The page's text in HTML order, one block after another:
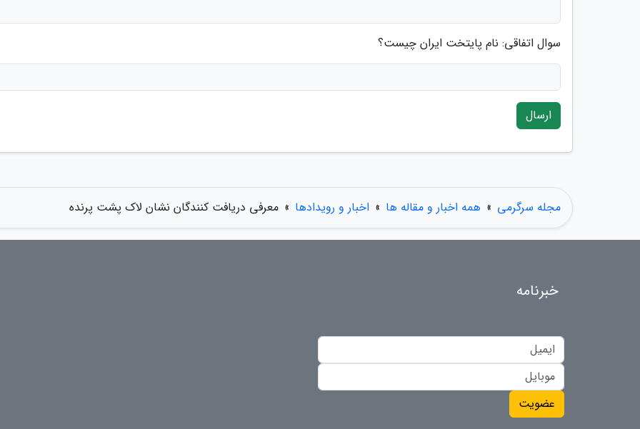
سوال اتفاقی: نام پایتخت ایران چیست؟
ارسال
مجله سرگرمی » همه اخبار و مقاله ها » اخبار و رویدادها » معرفی دریافت کنندگان نشان لاک پشت پرنده
خبرنامه
عضویت